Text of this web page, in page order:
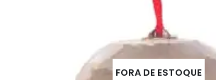
FORA DE ESTOQUE